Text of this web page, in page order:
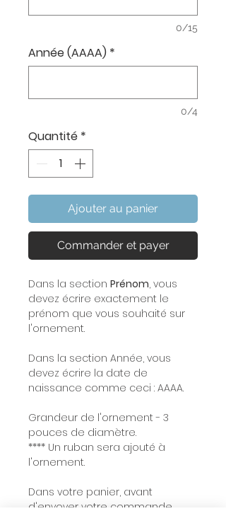
0/15
Année (AAAA) *
0/4
Quantité *
Ajouter au panier
Commander et payer
Dans la section Prénom, vous
devez écrire exactement le
prénom que vous souhaité sur
l'ornement.
Dans la section Année, vous
devez écrire la date de
naissance comme ceci : AAAA.
Grandeur de l'ornement - 3
pouces de diamètre.
**** Un ruban sera ajouté à
l'ornement.
Dans votre panier, avant
d'envoyer votre commande,